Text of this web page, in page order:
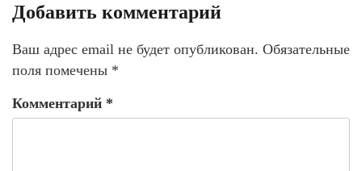
Добавить комментарий
Ваш адрес email не будет опубликован. Обязательные
поля помечены *
Комментарий *